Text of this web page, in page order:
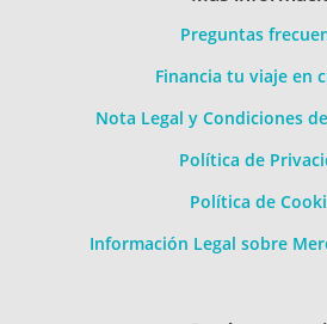
Preguntas
Financia tu viaje en
Nota Legal y Condiciones
Política de
Política de
Información Legal sobre